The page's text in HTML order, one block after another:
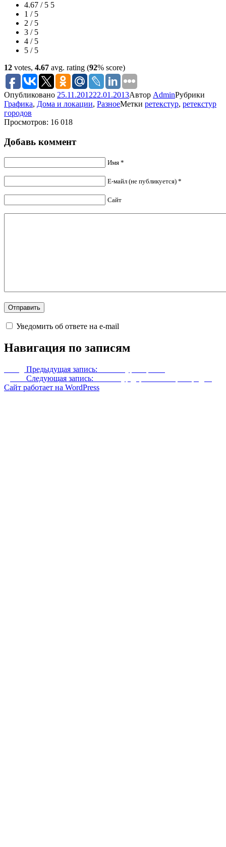
4.67 / 5 5
1 / 5
2 / 5
3 / 5
4 / 5
5 / 5
12 votes, 4.67 avg. rating (92% score)
Опубликовано 25.11.201222.01.2013Автор AdminРубрики
Графика, Дома и локации, РазноеМетки ретекстур, ретекстур
городов
Просмотров: 16 018
Добавь коммент
Имя *
Е-майл (не публикуется) *
Сайт
Уведомить об ответе на e-mail
Навигация по записям
Предыдущая запись:
Следующая запись:
Сайт работает на WordPress